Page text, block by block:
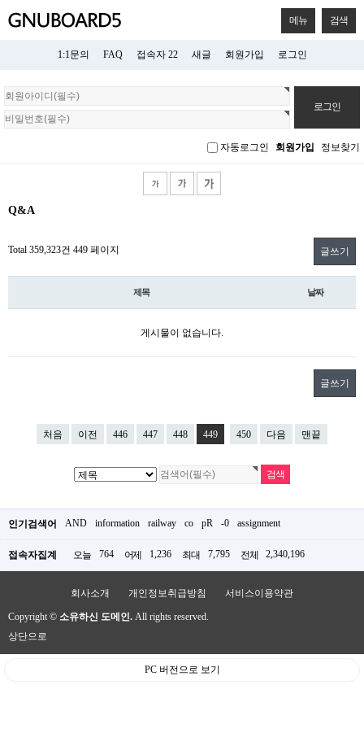
메뉴 검색
1:1문의 FAQ 접속자 22 새글 회원가입 로그인
회
원
로
자동로그인 회원가입 정보찾기
Q&A
Total 359,323건 449 페이지 글쓰기
제목 날짜
게시물이 없습니다.
글쓰기
처음 이전 446 447 448 449 450 다음 맨끝
인기검색어 AND information railway co pR -0 assignment
접속자집계 오늘 764 어제 1,236 최대 7,795 전체 2,340,196
회사소개 개인정보취급방침 서비스이용약관
Copyright © 소유하신 도메인. All rights reserved.
상단으로
PC 버전으로 보기